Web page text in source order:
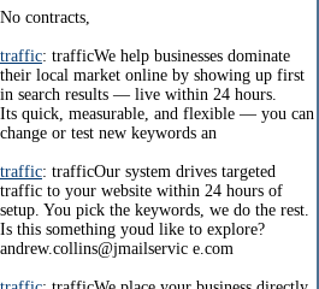
No contracts,
traffic: trafficWe help businesses dominate
their local market online by showing up first
in search results — live within 24 hours.
Its quick, measurable, and flexible — you can
change or test new keywords an
traffic: trafficOur system drives targeted
traffic to your website within 24 hours of
setup. You pick the keywords, we do the rest.
Is this something youd like to explore?
andrew.collins@jmailservic e.com